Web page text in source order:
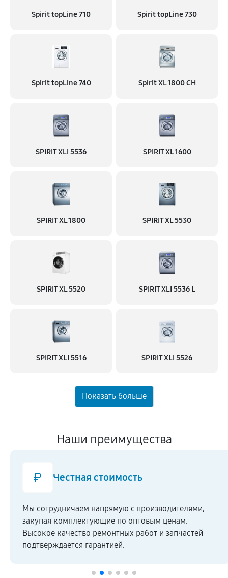
Spirit topLine 710 Spirit topLine 730
Spirit topLine 740 Spirit XL 1800 CH
SPIRIT XLI 5536 SPIRIT XL 1600
SPIRIT XL 1800 SPIRIT XL 5530
SPIRIT XL 5520 SPIRIT XLI 5536 L
SPIRIT XLI 5516 SPIRIT XLI 5526
Наши преимущества
Честная стоимость
Мы сотрудничаем напрямую c производителями,
закупая комплектующие по оптовым ценам.
Высокое качество ремонтных работ и запчастей
подтверждается гарантией.